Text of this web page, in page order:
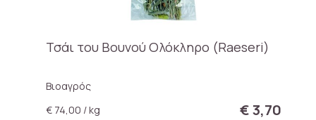
Τσάι του Βουνού Ολόκληρο (Raeseri)
Βιοαγρός
€ 74,00 / kg
€ 3,70